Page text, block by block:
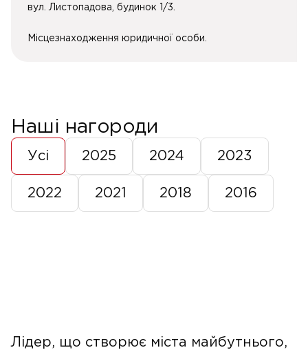
вул. Листопадова, будинок 1/3.
Місцезнаходження юридичної особи.
Наші нагороди
Усі 2025 2024 2023
2022 2021 2018 2016
Лідер, що створює міста майбутнього,